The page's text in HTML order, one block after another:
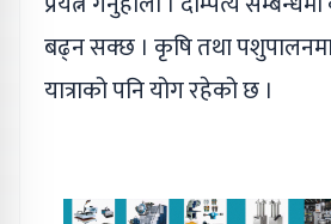
बढ्न सक्छ । कृषि तथा
यात्राको पनि योग रहेको छ ।